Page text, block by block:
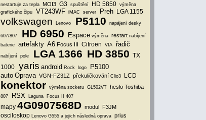
nestartuje za tepla MOI3 G3 spuštění HD 5850 výměna
grafického čipu
VT243WF iMAC server Preh LGA 1155
volkswagen Lenovo P5110 napájení desky
607/807 HD 6950 Espace výměna restart nabíjení
baterie
artefakty A6 Focus III Citroen VIA řadič
nabíjení pole LGA 1366 HD 3850 TX
1000 yaris android Rock logo
P5100
auto Oprava VGN-FZ31Z překuličkování Clio3 LCD
konektor výměna socketu GL502VT heslo Toshiba
807 RSX Laguna Focus II 407
mapy 4G0907568D modul F3JM
osciloskop Lenovo G555 a jejich následná oprava prius